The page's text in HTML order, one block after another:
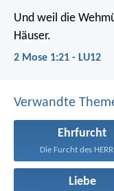
Und weil die
Häuser.
2 Mose 1:21 - LU12
Verwandte
Ehrfurcht
Die Furcht des
Liebe